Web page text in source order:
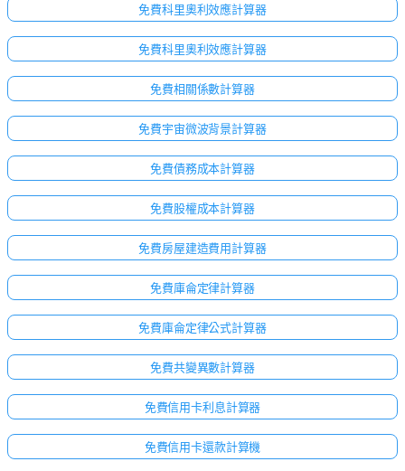
免費科里奧利效應計算器
免費科里奧利效應計算器
免費相關係數計算器
免費宇宙微波背景計算器
免費債務成本計算器
免費股權成本計算器
免費房屋建造費用計算器
免費庫侖定律計算器
免費庫侖定律公式計算器
免費共變異數計算器
免費信用卡利息計算器
免費信用卡還款計算機